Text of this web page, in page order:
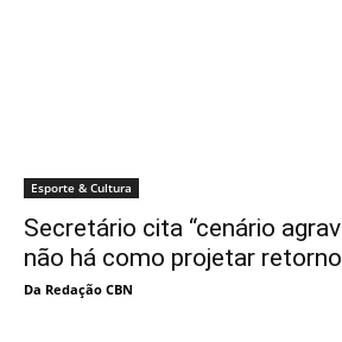
Esporte & Cultura
Secretário cita “cenário
não há como projetar
Da Redação CBN